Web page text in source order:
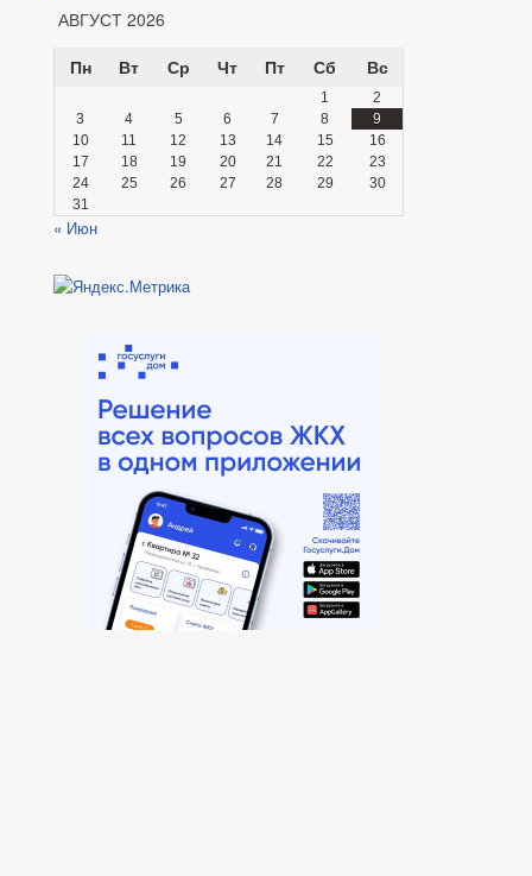
АВГУСТ 2026
Пн
Вт Ср Чт Пт Сб Вс
1
2
3
4 5 6 7 8
9
10
11 12 13 14 15
16
17
18 19 20 21 22
23
24
25 26 27 28 29
30
31
« Июн